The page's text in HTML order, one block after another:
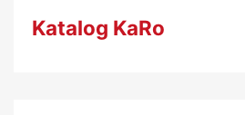
Katalog KaRo